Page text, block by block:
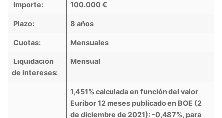
Importe: 100.000 €
Plazo: 8 años
Cuotas: Mensuales
Liquidación
de intereses:
Mensual
1,451%calculada en función del valor
Euribor 12 meses publicado en BOE (2
de diciembre de 2021): -0,487%, para